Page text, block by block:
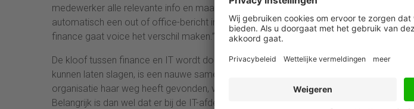
medewerker alle relevante info en maakt direct een melding naar de leidinggevende.
automatisch een out of office-bericht in voor de zieke collega. Dit is slechts een
finance gaat voice het verschil maken.”
De kloof tussen finance en IT wordt door de komst van RPA steeds kleiner, stelt
kunnen laten slagen, is een nauwe samenwerking tussen finance en IT belangrijk.
organisatie haar weg heeft gevonden, volgen er steeds meer processen die door RPA
Belangrijk is dan wel dat er bij de IT-afdeling ruimte is om de processen te bouwen.